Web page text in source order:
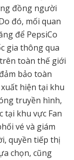
đồng người
đó, mối quan
để PepsiCo
gia thông qua
toàn thế giới
bảo toàn
hiện tại khu
truyền hình,
tại khu vực Fan
vé và giám
quyền tiếp thị
chọn, cũng